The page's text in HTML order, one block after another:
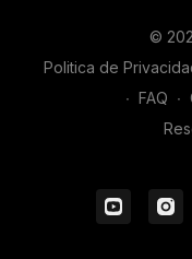
©
Politica de
∙ FAQ ∙